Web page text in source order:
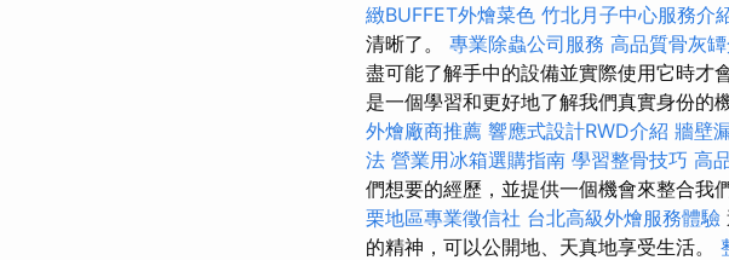
緻BUFFET外燴菜色 竹北月子中心服務介
清晰了。 專業除蟲公司服務 高品質骨灰
盡可能了解手中的設備並實際使用它時才
是一個學習和更好地了解我們真實身份的
外燴廠商推薦 響應式設計RWD介紹 牆壁
法 營業用冰箱選購指南 學習整骨技巧 高
們想要的經歷，並提供一個機會來整合我
栗地區專業徵信社 台北高級外燴服務體驗
的精神，可以公開地、天真地享受生活。